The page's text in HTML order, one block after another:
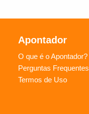
Apontador
O que é o Apontador?
Perguntas Frequentes
Termos de Uso